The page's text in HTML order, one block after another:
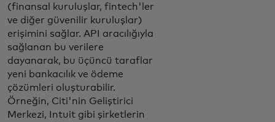
(finansal kuruluşlar, fintech'ler
ve diğer güvenilir kuruluşlar)
erişimini sağlar. API aracılığıyla
sağlanan bu verilere
dayanarak, bu üçüncü taraflar
yeni bankacılık ve ödeme
çözümleri oluşturabilir.
Örneğin, Citi'nin Geliştirici
Merkezi, Intuit gibi şirketlerin